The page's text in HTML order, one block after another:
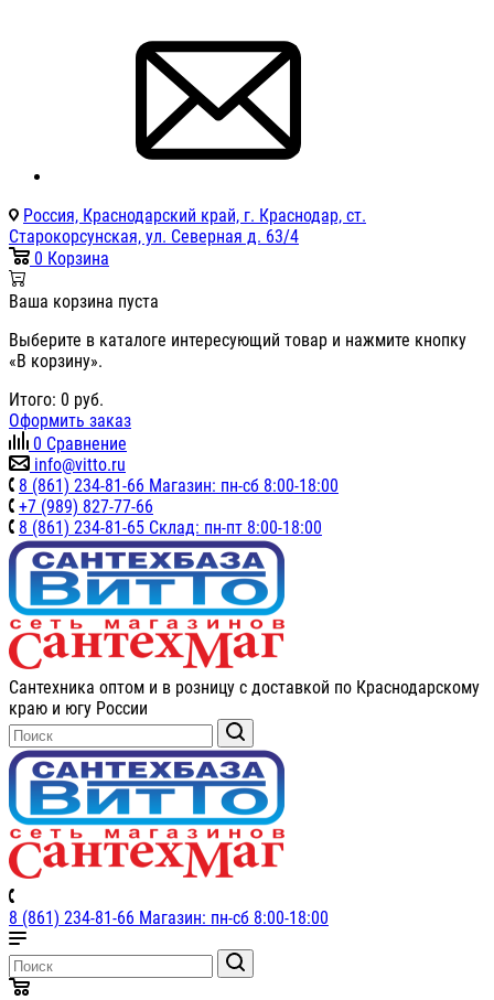
Россия, Краснодарский край, г. Краснодар, ст.
Старокорсунская, ул. Северная д. 63/4
0 Корзина
Ваша корзина пуста
Выберите в каталоге интересующий товар и нажмите кнопку
«В корзину».
Итого: 0 руб.
Оформить заказ
0 Сравнение
info@vitto.ru
8 (861) 234-81-66 Магазин: пн-сб 8:00-18:00
+7 (989) 827-77-66
8 (861) 234-81-65 Склад: пн-пт 8:00-18:00
Сантехника оптом и в розницу с доставкой по Краснодарскому
краю и югу России
8 (861) 234-81-66 Магазин: пн-сб 8:00-18:00